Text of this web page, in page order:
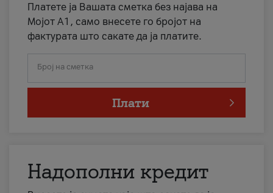
Платете ја Вашата сметка без најава на
Мојот А1, само внесете го бројот на
фактурата што сакате да ја платите.
Број на сметка
Плати
Надополни кредит